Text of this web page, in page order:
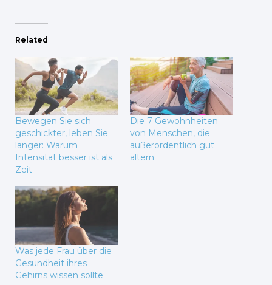
Related
Bewegen Sie sich
geschickter, leben Sie
länger: Warum
Intensität besser ist als
Zeit
Die 7 Gewohnheiten
von Menschen, die
außerordentlich gut
altern
Was jede Frau über die
Gesundheit ihres
Gehirns wissen sollte